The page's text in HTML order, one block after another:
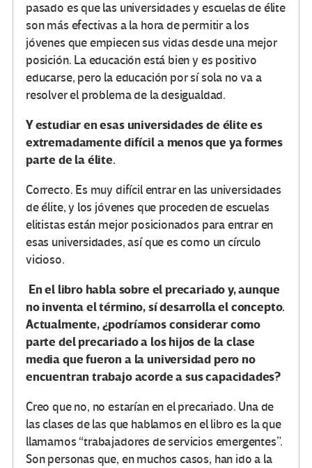
pasado es que las universidades y escuelas de élite
son más efectivas a la hora de permitir a los
jóvenes que empiecen sus vidas desde una mejor
posición. La educación está bien y es positivo
educarse, pero la educación por sí sola no va a
resolver el problema de la desigualdad.
Y estudiar en esas universidades de élite es
extremadamente difícil a menos que ya formes
parte de la élite.
Correcto. Es muy difícil entrar en las universidades
de élite, y los jóvenes que proceden de escuelas
elitistas están mejor posicionados para entrar en
esas universidades, así que es como un círculo
vicioso.
En el libro habla sobre el precariado y, aunque
no inventa el término, sí desarrolla el concepto.
Actualmente, ¿podríamos considerar como
parte del precariado a los hijos de la clase
media que fueron a la universidad pero no
encuentran trabajo acorde a sus capacidades?
Creo que no, no estarían en el precariado. Una de
las clases de las que hablamos en el libro es la que
llamamos “trabajadores de servicios emergentes”.
Son personas que, en muchos casos, han ido a la